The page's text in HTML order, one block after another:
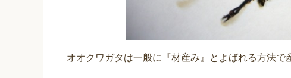
オオクワガタは一般に『材産み』とよばれる方法で